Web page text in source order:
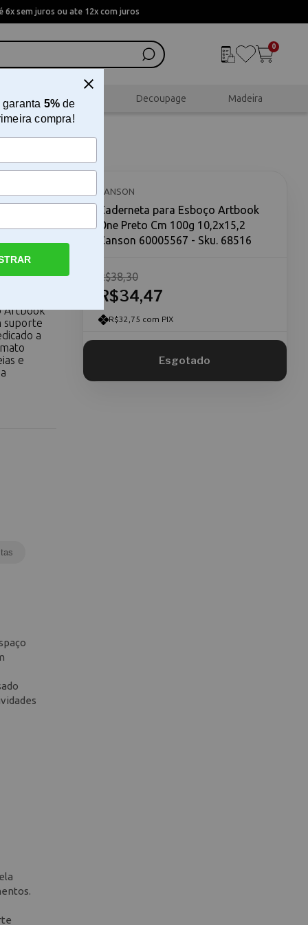
6x sem juros ou ate 12x com juros
0
Scrapbook Decoupage Madeira
Artbook
suporte
a
e
CANSON
Caderneta para Esboço Artbook
One Preto Cm 100g 10,2x15,2
Canson 60005567 - Sku. 68516
R$34,47
R$38,30
R$32,75 com PIX
garanta 5%de
compra!